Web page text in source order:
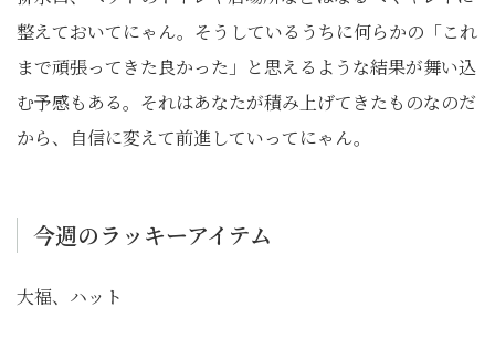
整えておいてにゃん。そうしているうちに何らかの「これ
まで頑張ってきた良かった」と思えるような結果が舞い込
む予感もある。それはあなたが積み上げてきたものなのだ
から、自信に変えて前進していってにゃん。
今週のラッキーアイテム
大福、ハット